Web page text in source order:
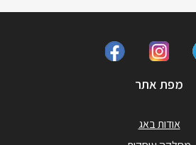
מפת אתר
אודות באג